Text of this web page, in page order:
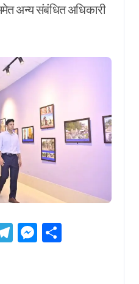
अन्य संबंधित अधिकारी
Telegram
Messenger